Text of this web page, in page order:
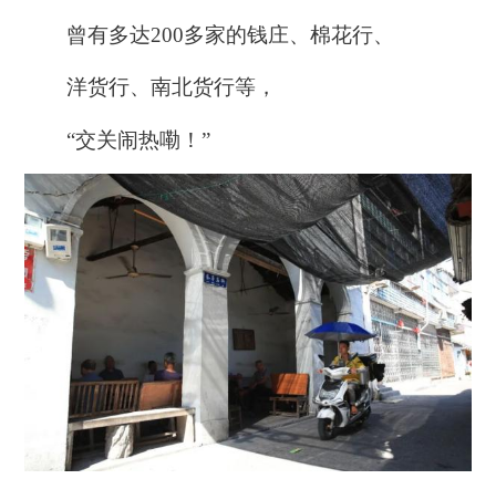
曾有多达200多家的钱庄、棉花行、
洋货行、南北货行等，
“交关闹热嘞！”